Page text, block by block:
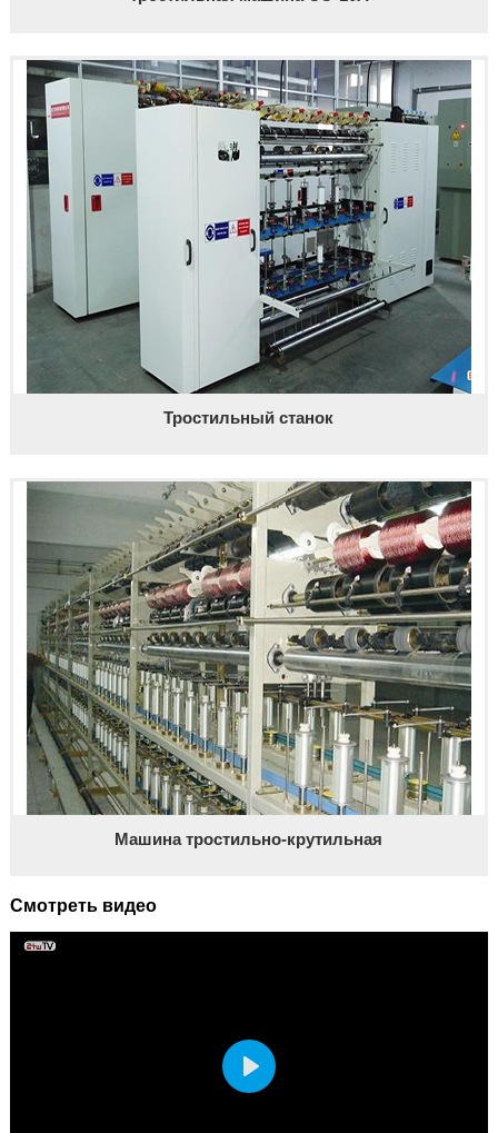
Тростильный станок
Машина тростильно-крутильная
Смотреть видео
Play